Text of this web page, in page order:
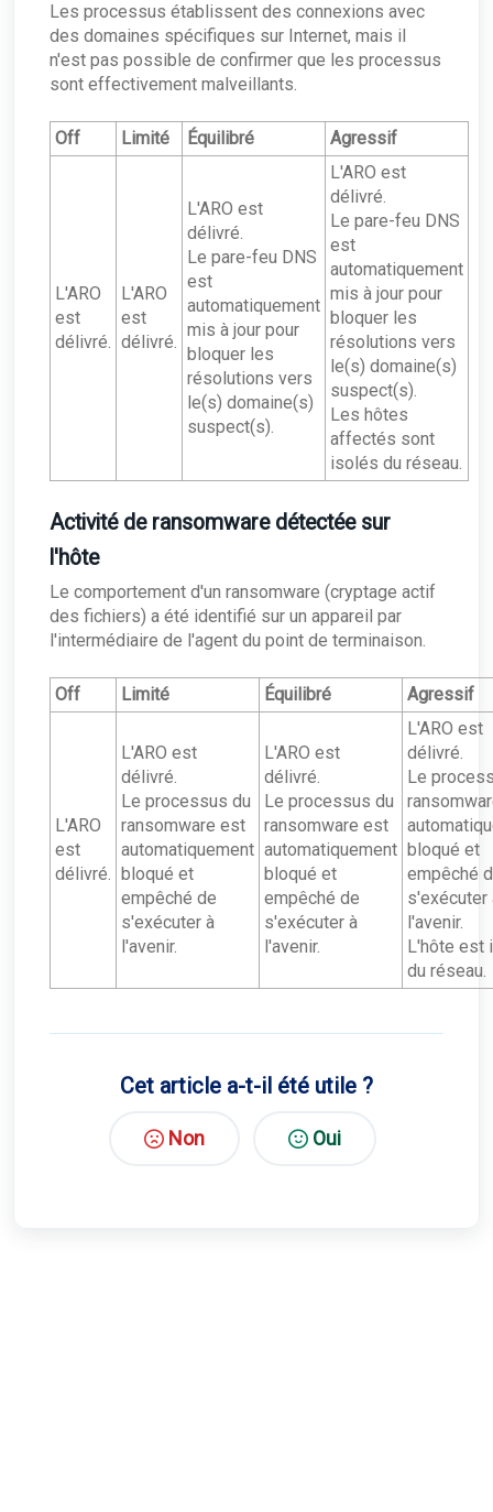
Les processus établissent des connexions avec
des domaines spécifiques sur Internet, mais il
n'est pas possible de confirmer que les processus
sont effectivement malveillants.
Off Limité Équilibré Agressif
L'ARO
est
délivré.
L'ARO
est
délivré.
L'ARO est
délivré.
Le pare-feu DNS
est
automatiquement
mis à jour pour
bloquer les
résolutions vers
le(s) domaine(s)
suspect(s).
L'ARO est
délivré.
Le pare-feu DNS
est
automatiquement
mis à jour pour
bloquer les
résolutions vers
le(s) domaine(s)
suspect(s).
Les hôtes
affectés sont
isolés du réseau.
Activité de ransomware détectée sur
l'hôte
Le comportement d'un ransomware (cryptage actif
des fichiers) a été identifié sur un appareil par
l'intermédiaire de l'agent du point de terminaison.
Off Limité Équilibré Agressif
L'ARO
est
délivré.
L'ARO est
délivré.
Le processus du
ransomware est
automatiquement
bloqué et
empêché de
s'exécuter à
l'avenir.
L'ARO est
délivré.
Le processus du
ransomware est
automatiquement
bloqué et
empêché de
s'exécuter à
l'avenir.
L'ARO est
délivré.
Le
bloqué et
empêché
s'exécuter
l'avenir.
L'hôte est
du réseau.
Cet article a-t-il été utile ?
Non Oui